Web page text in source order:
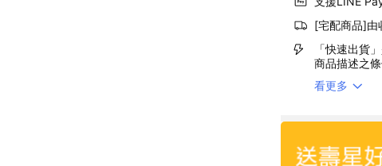
[宅配商品]由
「快速出貨
商品描述之
看更多